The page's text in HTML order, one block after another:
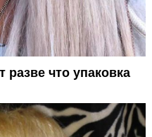
разве что упаковка